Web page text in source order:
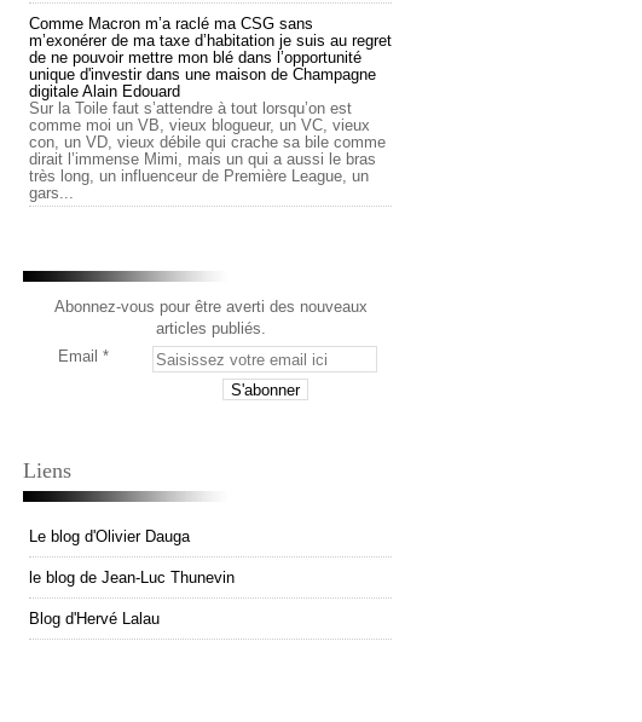
Comme Macron m’a raclé ma CSG sans
m’exonérer de ma taxe d’habitation je suis au regret
de ne pouvoir mettre mon blé dans l’opportunité
unique d'investir dans une maison de Champagne
digitale Alain Edouard
Sur la Toile faut s’attendre à tout lorsqu’on est
comme moi un VB, vieux blogueur, un VC, vieux
con, un VD, vieux débile qui crache sa bile comme
dirait l’immense Mimi, mais un qui a aussi le bras
très long, un influenceur de Première League, un
gars...
Abonnez-vous pour être averti des nouveaux
articles publiés.
Email
Liens
Le blog d'Olivier Dauga
le blog de Jean-Luc Thunevin
Blog d'Hervé Lalau